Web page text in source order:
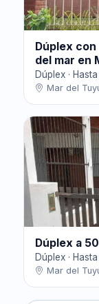
Dúplex
del mar en
Dúplex ·
Mar del
Dúplex a
Dúplex ·
Mar del